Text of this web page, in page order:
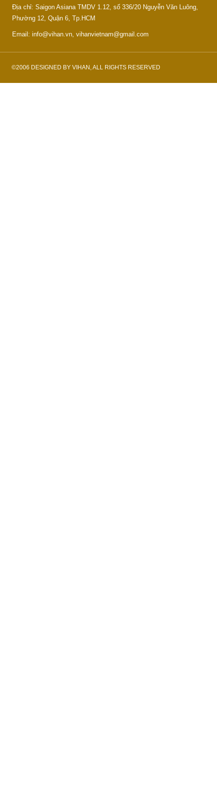
Địa chỉ: Saigon Asiana TMDV 1.12, số 336/20 Nguyễn Văn Luông,
Phường 12, Quận 6, Tp.HCM
Email: info@vihan.vn, vihanvietnam@gmail.com
©2006 DESIGNED BY VIHAN, ALL RIGHTS RESERVED